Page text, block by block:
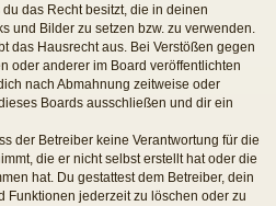
das Recht besitzt, die in deinen
und Bilder zu setzen bzw. zu verwenden.
das Hausrecht aus. Bei Verstößen gegen
oder anderer im Board veröffentlichten
nach Abmahnung zeitweise oder
Boards ausschließen und dir ein
der Betreiber keine Verantwortung für die
die er nicht selbst erstellt hat oder die
hat. Du gestattest dem Betreiber, dein
Funktionen jederzeit zu löschen oder zu